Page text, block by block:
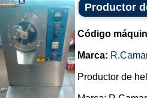
Productor
Código
Marca:
Productor de